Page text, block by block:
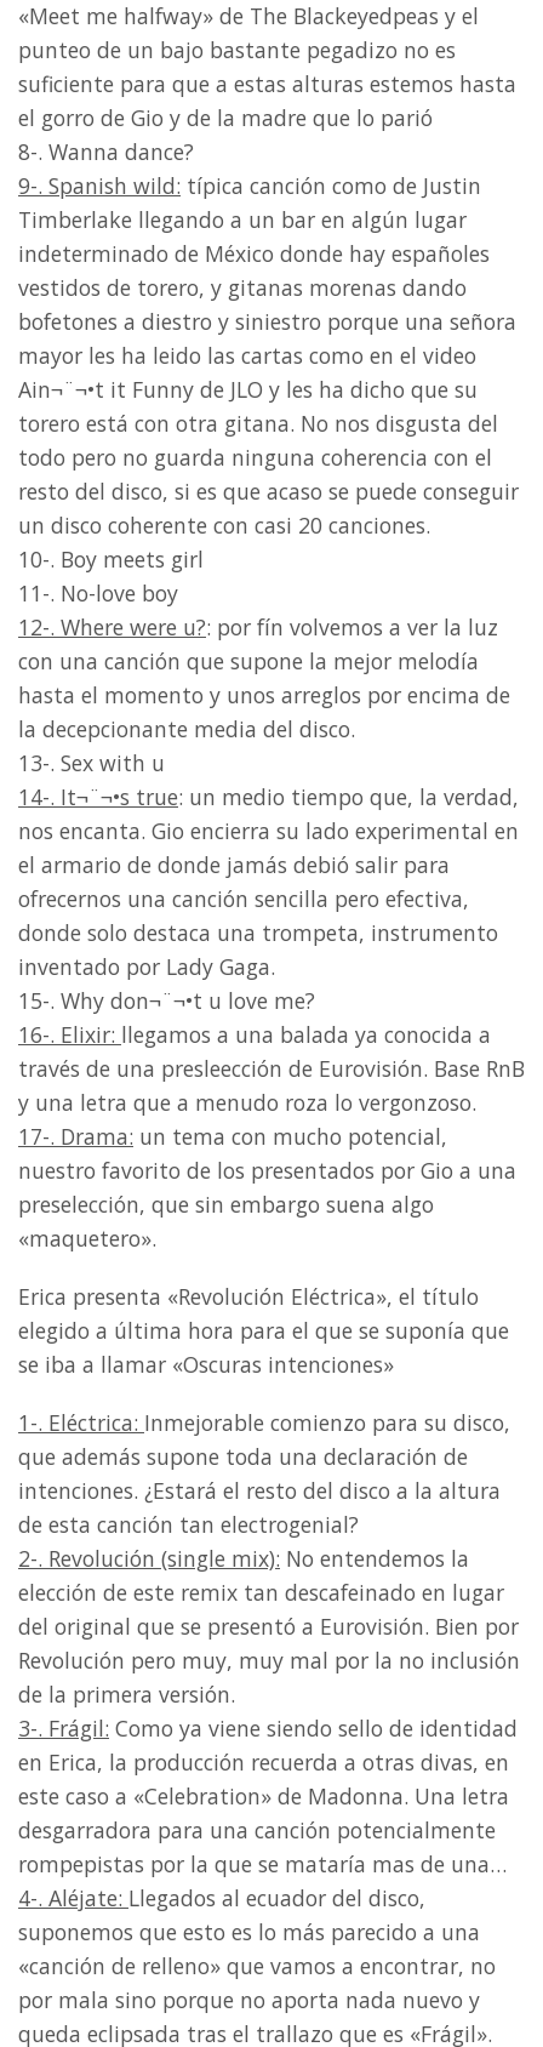
«Meet me halfway» de The Blackeyedpeas y el
punteo de un bajo bastante pegadizo no es
suficiente para que a estas alturas estemos hasta
el gorro de Gio y de la madre que lo parió
8-. Wanna dance?
9-. Spanish wild: típica canción como de Justin
Timberlake llegando a un bar en algún lugar
indeterminado de México donde hay españoles
vestidos de torero, y gitanas morenas dando
bofetones a diestro y siniestro porque una señora
mayor les ha leido las cartas como en el video
Ain¬¨¬•t it Funny de JLO y les ha dicho que su
torero está con otra gitana. No nos disgusta del
todo pero no guarda ninguna coherencia con el
resto del disco, si es que acaso se puede conseguir
un disco coherente con casi 20 canciones.
10-. Boy meets girl
11-. No-love boy
12-. Where were u?: por fín volvemos a ver la luz
con una canción que supone la mejor melodía
hasta el momento y unos arreglos por encima de
la decepcionante media del disco.
13-. Sex with u
14-. It¬¨¬•s true: un medio tiempo que, la verdad,
nos encanta. Gio encierra su lado experimental en
el armario de donde jamás debió salir para
ofrecernos una canción sencilla pero efectiva,
donde solo destaca una trompeta, instrumento
inventado por Lady Gaga.
15-. Why don¬¨¬•t u love me?
16-. Elixir: llegamos a una balada ya conocida a
través de una presleección de Eurovisión. Base RnB
y una letra que a menudo roza lo vergonzoso.
17-. Drama: un tema con mucho potencial,
nuestro favorito de los presentados por Gio a una
preselección, que sin embargo suena algo
«maquetero».
Erica presenta «Revolución Eléctrica», el título
elegido a última hora para el que se suponía que
se iba a llamar «Oscuras intenciones»
1-. Eléctrica: Inmejorable comienzo para su disco,
que además supone toda una declaración de
intenciones. ¿Estará el resto del disco a la altura
de esta canción tan electrogenial?
2-. Revolución (single mix): No entendemos la
elección de este remix tan descafeinado en lugar
del original que se presentó a Eurovisión. Bien por
Revolución pero muy, muy mal por la no inclusión
de la primera versión.
3-. Frágil: Como ya viene siendo sello de identidad
en Erica, la producción recuerda a otras divas, en
este caso a «Celebration» de Madonna. Una letra
desgarradora para una canción potencialmente
rompepistas por la que se mataría mas de una…
4-. Aléjate: Llegados al ecuador del disco,
suponemos que esto es lo más parecido a una
«canción de relleno» que vamos a encontrar, no
por mala sino porque no aporta nada nuevo y
queda eclipsada tras el trallazo que es «Frágil».